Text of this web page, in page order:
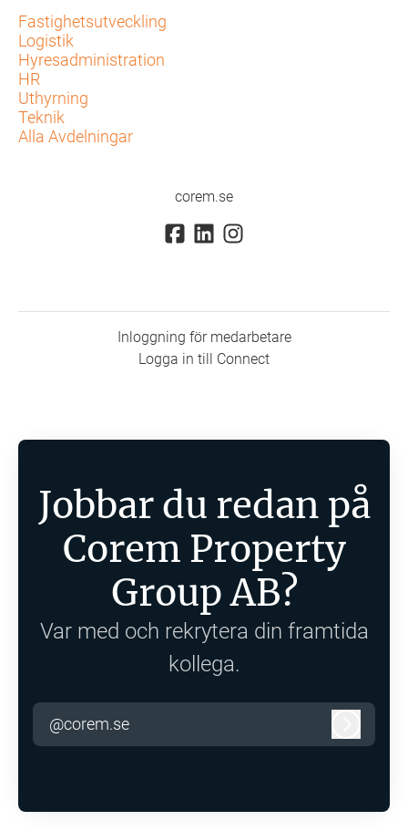
Fastighetsutveckling
Logistik
Hyresadministration
HR
Uthyrning
Teknik
Alla Avdelningar
corem.se
Inloggning för medarbetare
Logga in till Connect
Jobbar du redan på
Corem Property
Group AB?
Var med och rekrytera din framtida
kollega.
@corem.se